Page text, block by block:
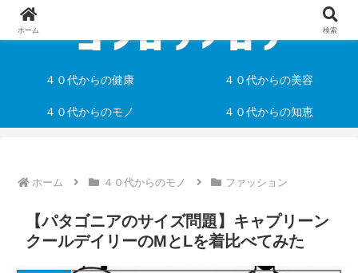
４０代からの健康 ４０代からの美容
４０代からのモノ ４０代からの知恵
ホーム ４０代からのモノ ファッション
【パタゴニアのサイズ問題】キャプリーン
クールデイリーのMとLを着比べてみた
ホーム 検索